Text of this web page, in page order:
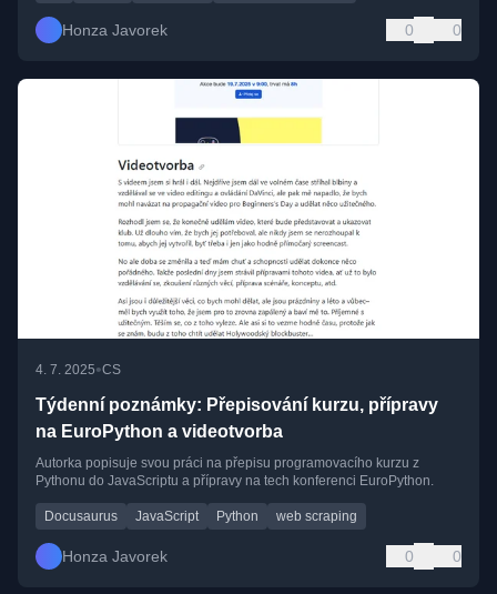
Honza Javorek 0 0
4. 7. 2025•CS
Týdenní poznámky: Přepisování kurzu, přípravy
na EuroPython a videotvorba
Autorka popisuje svou práci na přepisu programovacího kurzu z
Pythonu do JavaScriptu a přípravy na tech konferenci EuroPython.
Docusaurus JavaScript Python web scraping
Honza Javorek 0 0